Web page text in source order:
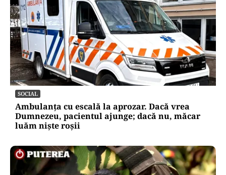
SOCIAL
Ambulanța cu escală la aprozar. Dacă vrea
Dumnezeu, pacientul ajunge; dacă nu, măcar
luăm niște roșii